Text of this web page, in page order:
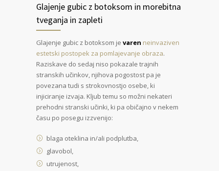
Glajenje gubic z botoksom in morebitna
tveganja in zapleti
Glajenje gubic z botoksom je varen neinvaziven
estetski postopek za pomlajevanje obraza.
Raziskave do sedaj niso pokazale trajnih
stranskih učinkov, njihova pogostost pa je
povezana tudi s strokovnostjo osebe, ki
injiciranje izvaja. Kljub temu so možni nekateri
prehodni stranski učinki, ki pa običajno v nekem
času po posegu izzvenijo:
blaga oteklina in/ali podplutba,
glavobol,
utrujenost,